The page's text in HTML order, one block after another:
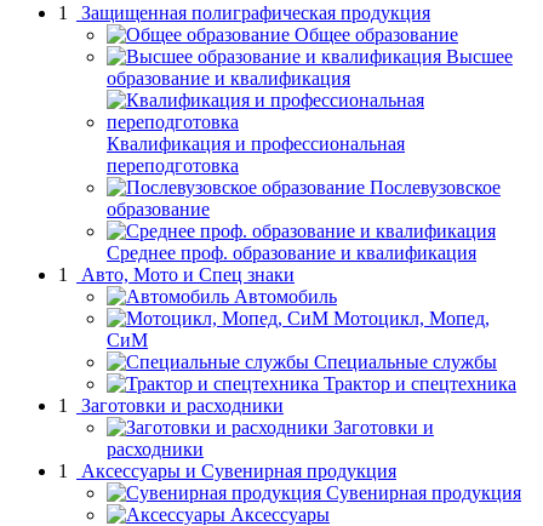
1
Защищенная полиграфическая продукция
Общее образование
Высшее
образование и квалификация
Квалификация и профессиональная
переподготовка
Послевузовское
образование
Среднее проф. образование и квалификация
1
Авто, Мото и Спец знаки
Автомобиль
Мотоцикл, Мопед,
СиМ
Специальные службы
Трактор и спецтехника
1
Заготовки и расходники
Заготовки и
расходники
1
Аксессуары и Сувенирная продукция
Сувенирная продукция
Аксессуары